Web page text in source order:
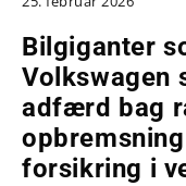
Bilgiganter
Volkswagen
adfærd bag
forsikring i